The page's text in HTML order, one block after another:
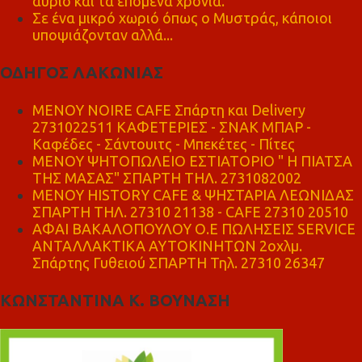
Σε ένα μικρό χωριό όπως ο Μυστράς, κάποιοι
υποψιάζονταν αλλά...
ΟΔΗΓΟΣ ΛΑΚΩΝΙΑΣ
MENOY NOIRE CAFE Σπάρτη και Delivery
2731022511 ΚΑΦΕΤΕΡΙΕΣ - ΣΝΑΚ ΜΠΑΡ -
Καφέδες - Σάντουιτς - Μπεκέτες - Πίτες
ΜΕΝΟΥ ΨΗΤΟΠΩΛΕΙΟ ΕΣΤΙΑΤΟΡΙΟ " Η ΠΙΑΤΣΑ
ΤΗΣ ΜΑΣΑΣ" ΣΠΑΡΤΗ ΤΗΛ. 2731082002
ΜΕΝΟΥ HISTORY CAFE & ΨΗΣΤΑΡΙΑ ΛΕΩΝΙΔΑΣ
ΣΠΑΡΤΗ ΤΗΛ. 27310 21138 - CAFE 27310 20510
ΑΦΑΙ ΒΑΚΑΛΟΠΟΥΛΟΥ Ο.Ε ΠΩΛΗΣΕΙΣ SERVICE
ΑΝΤΑΛΛΑΚΤΙΚΑ ΑΥΤΟΚΙΝΗΤΩΝ 2οχλμ.
Σπάρτης Γυθειού ΣΠΑΡΤΗ Τηλ. 27310 26347
ΚΩΝΣΤΑΝΤΙΝΑ Κ. ΒΟΥΝΑΣΗ